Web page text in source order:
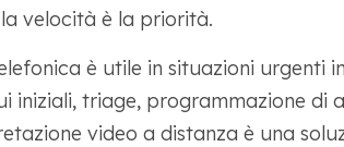
velocità è la priorità.
è utile in situazioni urgenti
iniziali, triage, programmazione di
video a distanza è una